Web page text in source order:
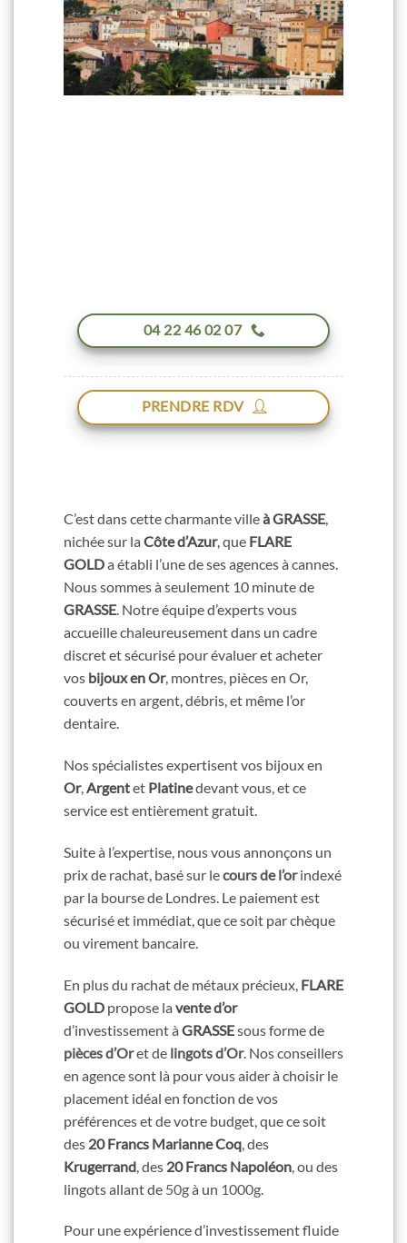
C’est dans cette charmante villeà GRASSE,
nichée sur la Côte d’Azur, que FLARE
GOLDa établi l’une de ses agences à cannes.
Nous sommes à seulement 10 minute de
GRASSE. Notre équipe d’experts vous
accueille chaleureusement dans un cadre
discret et sécurisé pour évaluer et acheter
vos bijoux en Or, montres, pièces en Or,
couverts en argent, débris, et même l’or
dentaire.
Nos spécialistes expertisent vos bijoux en
Or,Argentet Platinedevant vous, et ce
service est entièrement gratuit.
Suite à l’expertise, nous vous annonçons un
prix de rachat, basé sur lecours de l’orindexé
par la bourse de Londres. Le paiement est
sécurisé et immédiat, que ce soit par chèque
ou virement bancaire.
En plus du rachat de métaux précieux, FLARE
GOLD propose la vente d’or
d’investissement à GRASSEsous forme de
pièces d’Oret de lingots d’Or. Nos conseillers
en agence sont là pour vous aider à choisir le
placement idéal en fonction de vos
préférences et de votre budget, que ce soit
des 20 Francs Marianne Coq , des
Krugerrand , des 20 Francs Napoléon , ou des
lingots allant de 50gà un 1000g
Pour une expérience d’investissement fluide
04 22 46 02 07
PRENDRE RDV